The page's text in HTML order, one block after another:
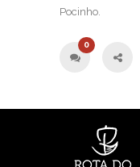
Pocinho.
0